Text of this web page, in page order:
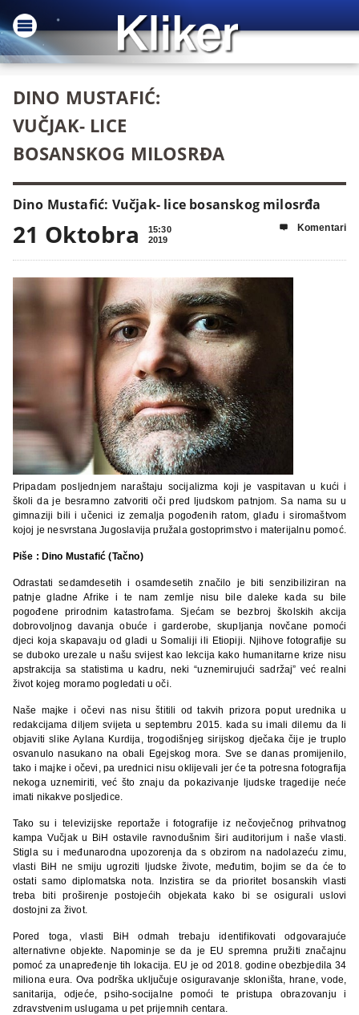
DINO MUSTAFIĆ:
VUČJAK- LICE
BOSANSKOG MILOSRĐA
Dino Mustafić: Vučjak- lice bosanskog milosrđa
21 Oktobra
15:30
2019
 Komentari
Pripadam posljednjem naraštaju socijalizma koji je vaspitavan u kući i
školi da je besramno zatvoriti oči pred ljudskom patnjom. Sa nama su u
gimnaziji bili i učenici iz zemalja pogođenih ratom, glađu i siromaštvom
kojoj je nesvrstana Jugoslavija pružala gostoprimstvo i materijalnu pomoć.
Piše : Dino Mustafić (Tačno)
Odrastati sedamdesetih i osamdesetih značilo je biti senzibiliziran na
patnje gladne Afrike i te nam zemlje nisu bile daleke kada su bile
pogođene prirodnim katastrofama. Sjećam se bezbroj školskih akcija
dobrovoljnog davanja obuće i garderobe, skupljanja novčane pomoći
djeci koja skapavaju od gladi u Somaliji ili Etiopiji. Njihove fotografije su
se duboko urezale u našu svijest kao lekcija kako humanitarne krize nisu
apstrakcija sa statistima u kadru, neki “uznemirujući sadržaj” već realni
život kojeg moramo pogledati u oči.
Naše majke i očevi nas nisu štitili od takvih prizora poput urednika u
redakcijama diljem svijeta u septembru 2015. kada su imali dilemu da li
objaviti slike Aylana Kurdija, trogodišnjeg sirijskog dječaka čije je truplo
osvanulo nasukano na obali Egejskog mora. Sve se danas promijenilo,
tako i majke i očevi, pa urednici nisu oklijevali jer će ta potresna fotografija
nekoga uznemiriti, već što znaju da pokazivanje ljudske tragedije neće
imati nikakve posljedice.
Tako su i televizijske reportaže i fotografije iz nečovječnog prihvatnog
kampa Vučjak u BiH ostavile ravnodušnim širi auditorijum i naše vlasti.
Stigla su i međunarodna upozorenja da s obzirom na nadolazeću zimu,
vlasti BiH ne smiju ugroziti ljudske živote, međutim, bojim se da će to
ostati samo diplomatska nota. Inzistira se da prioritet bosanskih vlasti
treba biti proširenje postojećih objekata kako bi se osigurali uslovi
dostojni za život.
Pored toga, vlasti BiH odmah trebaju identifikovati odgovarajuće
alternativne objekte. Napominje se da je EU spremna pružiti značajnu
pomoć za unapređenje tih lokacija. EU je od 2018. godine obezbjedila 34
miliona eura. Ova podrška uključuje osiguravanje skloništa, hrane, vode,
sanitarija, odjeće, psiho-socijalne pomoći te pristupa obrazovanju i
zdravstvenim uslugama u pet prijemnih centara.